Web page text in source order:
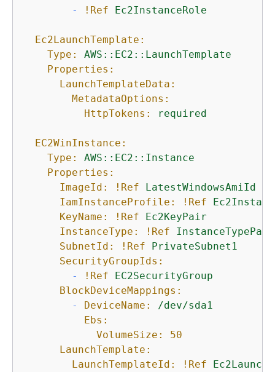
-
!Ref Ec2InstanceRole
Ec2LaunchTemplate:
Type:
AWS::EC2::LaunchTemplate
Properties:
LaunchTemplateData:
MetadataOptions:
HttpTokens:
required
EC2WinInstance:
Type:
AWS::EC2::Instance
Properties:
ImageId:
!Ref
LatestWindowsAmiId
IamInstanceProfile:
!Ref
KeyName:
!Ref
Ec2KeyPair
InstanceType:
!Ref
SubnetId:
!Ref
PrivateSubnet1
SecurityGroupIds:
-
!Ref
EC2SecurityGroup
BlockDeviceMappings:
-
DeviceName:
/dev/sda1
Ebs:
VolumeSize:
50
LaunchTemplate:
LaunchTemplateId:
!Ref